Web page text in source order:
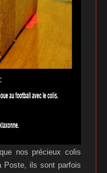
nos précieux colis
Poste, ils sont parfois